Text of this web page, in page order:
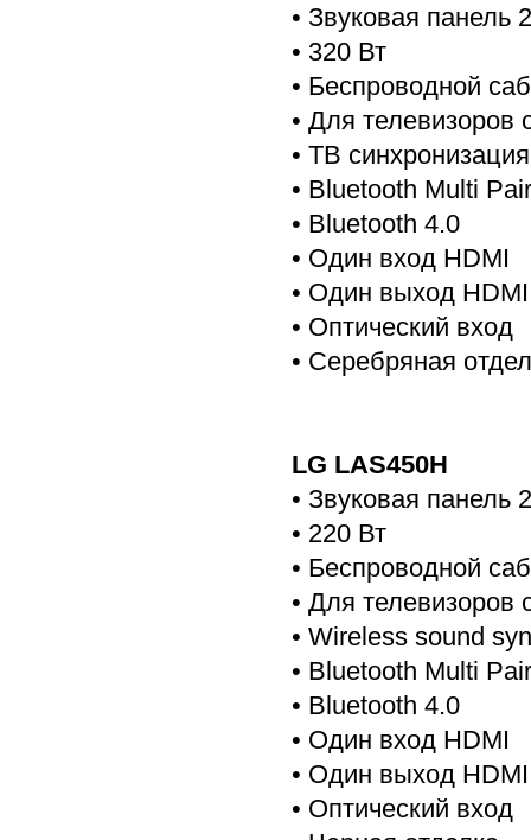
• Звуковая панель
• 320 Вт
• Беспроводной
• Для
• ТВ
• Bluetooth Multi
• Bluetooth 4.0
• Один вход HDMI
• Один выход HDMI
• Оптический вход
• Серебряная
LG LAS450H
• Звуковая панель
• 220 Вт
• Беспроводной
• Для
• Wireless sound
• Bluetooth Multi
• Bluetooth 4.0
• Один вход HDMI
• Один выход HDMI
• Оптический вход